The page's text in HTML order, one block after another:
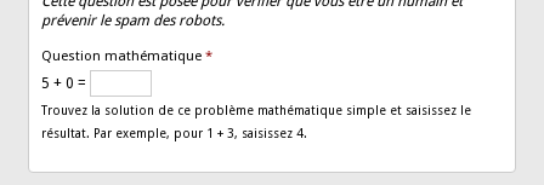
prévenir le spam des robots.
Question mathématique*
5 + 0 =
Trouvez la solution de ce problème mathématique simple et saisissez le
résultat. Par exemple, pour 1 + 3, saisissez 4.